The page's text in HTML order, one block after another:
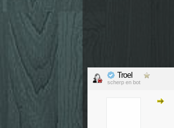
Troel
scherp en bot